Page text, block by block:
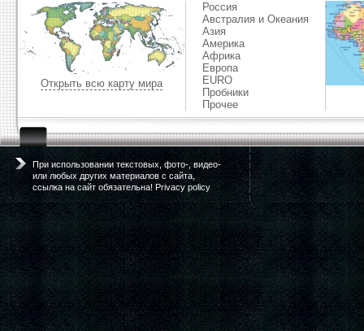
Открыть всю карту мира
Россия
Австралия и Океания
Азия
Америка
Африка
Европа
EURO
Пробники
Прочее
При использовании текстовых, фото-, видео-
или любых других материалов с сайта,
ссылка на сайт обязательна! Privacy policy